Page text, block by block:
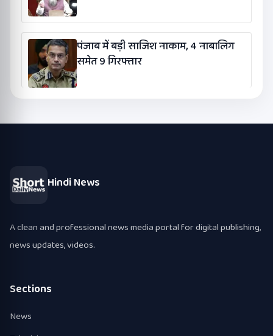
पंजाब में बड़ी साजिश नाकाम, 4 नाबालिग
समेत 9 गिरफ्तार
Hindi News
A clean and professional news media portal for digital publishing,
news updates, videos.
Sections
News